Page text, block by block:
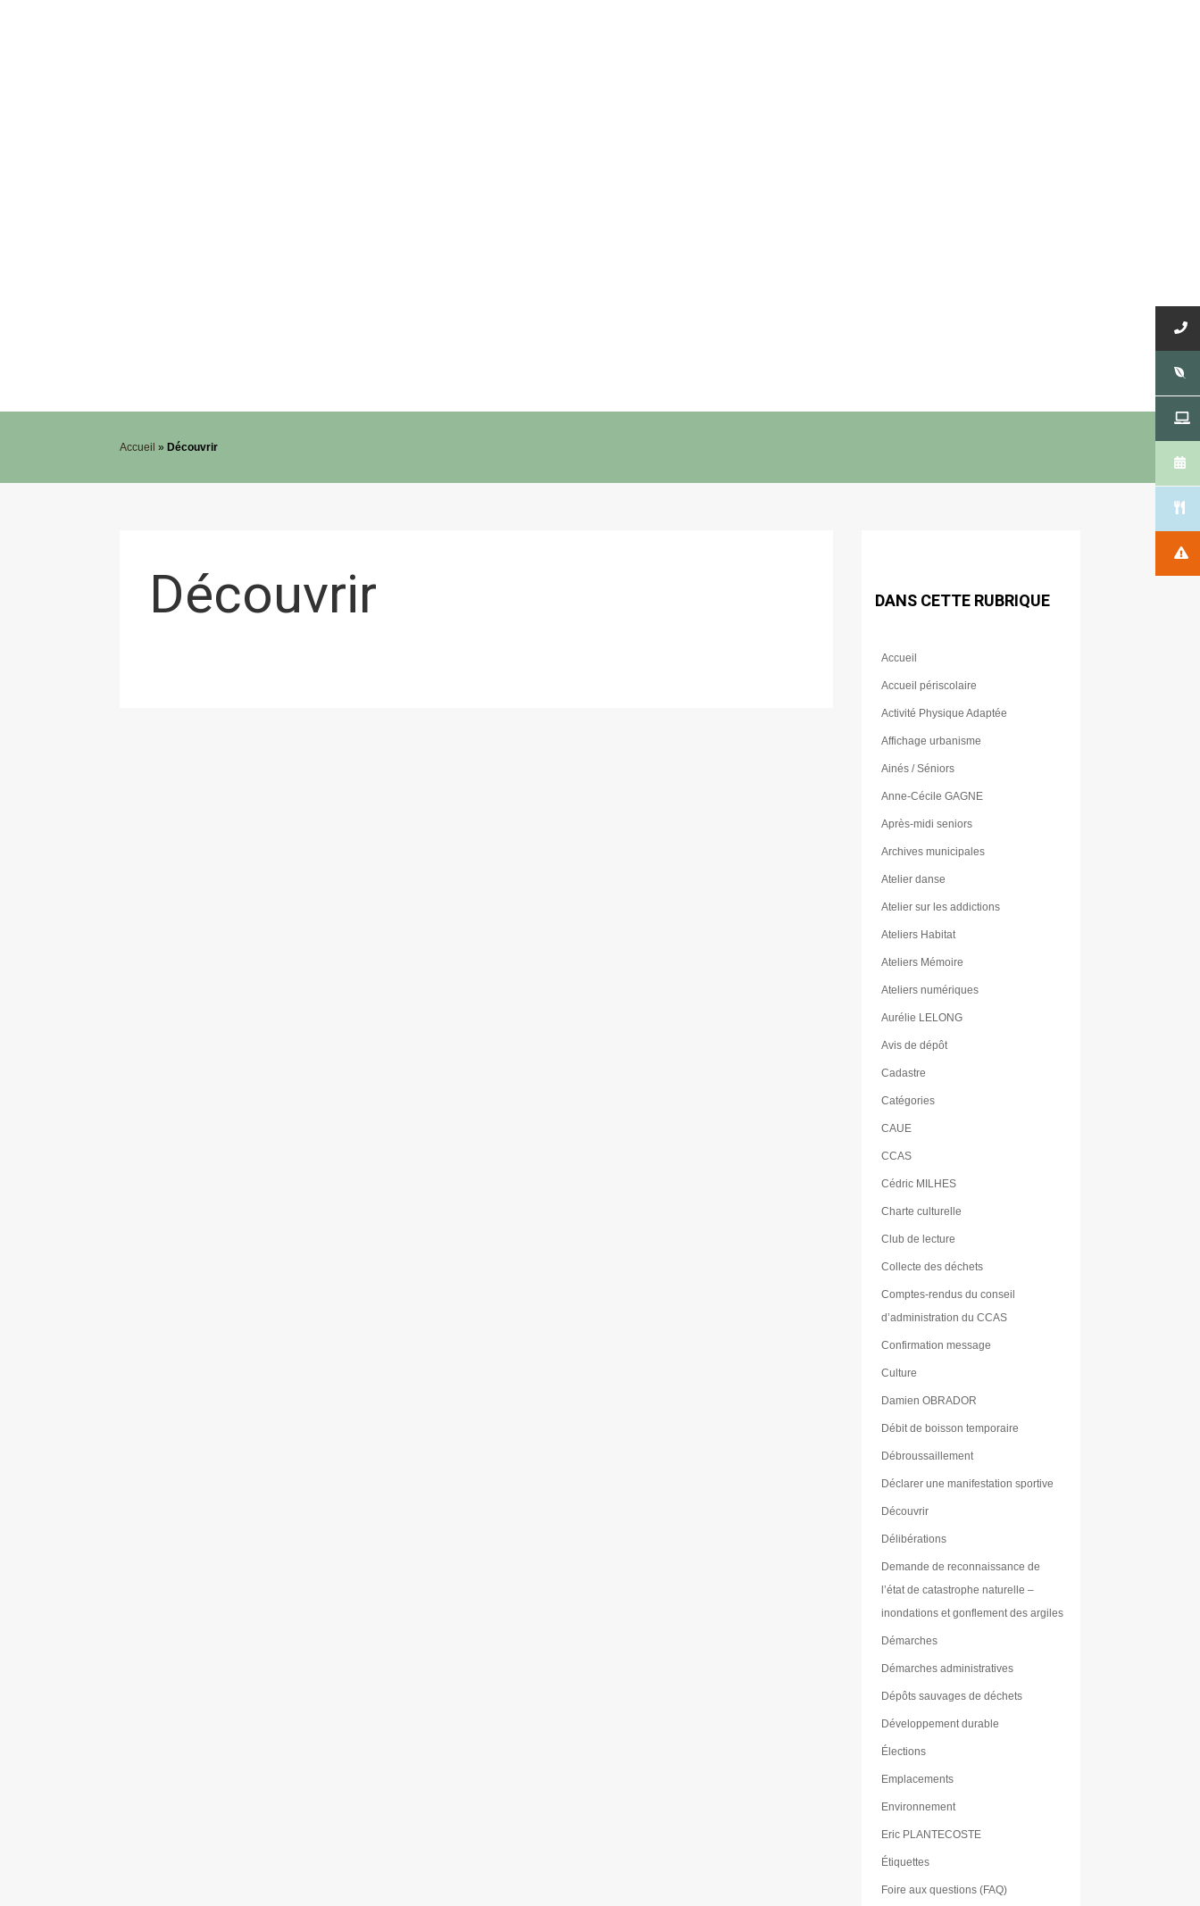
Accueil »Découvrir
Découvrir DANS CETTE RUBRIQUE
Accueil
Accueil périscolaire
Activité Physique Adaptée
Affichage urbanisme
Ainés / Séniors
Anne-Cécile GAGNE
Après-midi seniors
Archives municipales
Atelier danse
Atelier sur les addictions
Ateliers Habitat
Ateliers Mémoire
Ateliers numériques
Aurélie LELONG
Avis de dépôt
Cadastre
Catégories
CAUE
CCAS
Cédric MILHES
Charte culturelle
Club de lecture
Collecte des déchets
Comptes-rendus du conseil
d’administration du CCAS
Confirmation message
Culture
Damien OBRADOR
Débit de boisson temporaire
Débroussaillement
Déclarer une manifestation sportive
Découvrir
Délibérations
Demande de reconnaissance de
l’état de catastrophe naturelle –
inondations et gonflement des argiles
Démarches
Démarches administratives
Dépôts sauvages de déchets
Développement durable
Élections
Emplacements
Environnement
Eric PLANTECOSTE
Étiquettes
Foire aux questions (FAQ)